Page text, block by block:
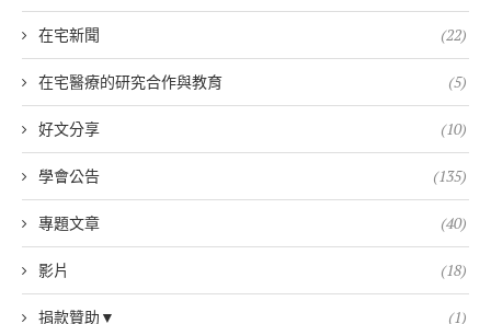
在宅新聞 (22)
在宅醫療的研究合作與教育 (5)
好文分享 (10)
學會公告 (135)
專題文章 (40)
影片 (18)
捐款贊助▼ (1)